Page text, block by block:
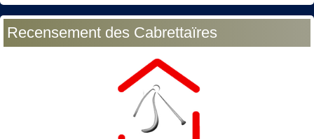
Recensement des Cabrettaïres